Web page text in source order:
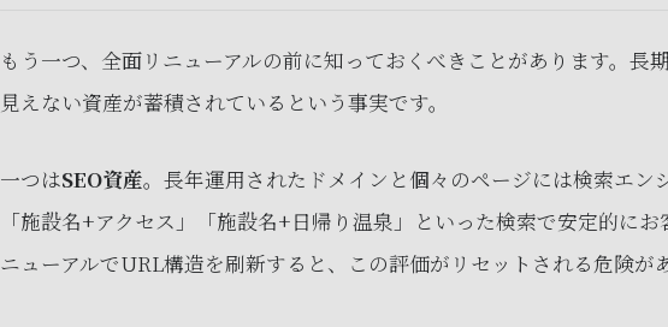
もう一つ、全面リニューアルの前に知っておくべきことがあります。長
見えない資産が蓄積されているという事実です。
一つはSEO資産。長年運用されたドメインと個々のページには検索エン
「施設名+アクセス」「施設名+日帰り温泉」といった検索で安定的に
ニューアルでURL構造を刷新すると、この評価がリセットされる危険が